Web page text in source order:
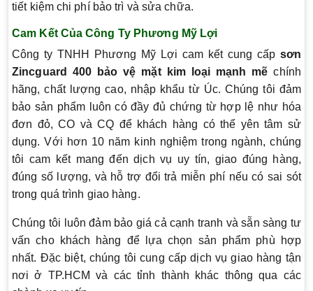
tiết kiệm chi phí bảo trì và sửa chữa.
Cam Kết Của Công Ty Phương Mỹ Lợi
Công ty TNHH Phương Mỹ Lợi cam kết cung cấp sơn
Zincguard 400 bảo vệ mặt kim loại mạnh mẽ chính
hãng, chất lượng cao, nhập khẩu từ Úc. Chúng tôi đảm
bảo sản phẩm luôn có đầy đủ chứng từ hợp lệ như hóa
đơn đỏ, CO và CQ để khách hàng có thể yên tâm sử
dụng. Với hơn 10 năm kinh nghiệm trong ngành, chúng
tôi cam kết mang đến dịch vụ uy tín, giao đúng hàng,
đúng số lượng, và hỗ trợ đổi trả miễn phí nếu có sai sót
trong quá trình giao hàng.
Chúng tôi luôn đảm bảo giá cả cạnh tranh và sẵn sàng tư
vấn cho khách hàng để lựa chọn sản phẩm phù hợp
nhất. Đặc biệt, chúng tôi cung cấp dịch vụ giao hàng tận
nơi ở TP.HCM và các tỉnh thành khác thông qua các